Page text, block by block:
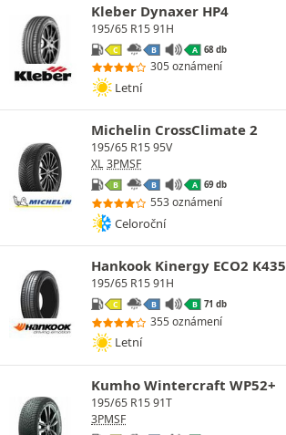
Kleber Dynaxer HP4
195/65 R15 91H
C B A 68 db
305 oznámení
Letní
Michelin CrossClimate 2
195/65 R15 95V
XL 3PMSF
B B A 69 db
553 oznámení
Celoroční
Hankook Kinergy ECO2 K435
195/65 R15 91H
C B B 71 db
355 oznámení
Letní
Kumho Wintercraft WP52+
195/65 R15 91T
3PMSF